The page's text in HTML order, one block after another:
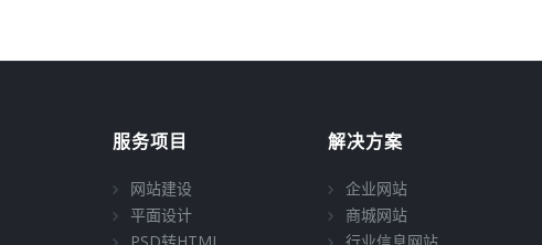
PSD转HTML
商城网站
尚睿德创程序
网站模板
服务项目
网站建设
平面设计
解决方案
企业网站
商城网站